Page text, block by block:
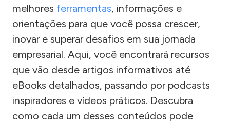
melhores ferramentas, informações e
orientações para que você possa crescer,
inovar e superar desafios em sua jornada
empresarial. Aqui, você encontrará recursos
que vão desde artigos informativos até
eBooks detalhados, passando por podcasts
inspiradores e vídeos práticos. Descubra
como cada um desses conteúdos pode